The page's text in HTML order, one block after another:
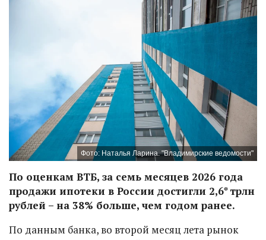
Фото: Наталья Ларина. "Владимирские ведомости"
По оценкам ВТБ, за семь месяцев 2026 года
продажи ипотеки в России достигли 2,6* трлн
рублей – на 38% больше, чем годом ранее.
По данным банка, во второй месяц лета рынок